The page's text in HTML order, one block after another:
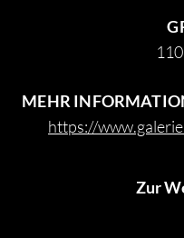
MEHR
Zur
https://